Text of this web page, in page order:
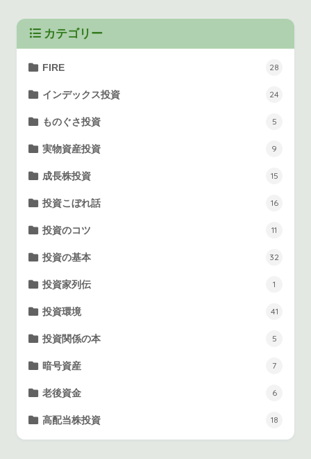
カテゴリー
FIRE 28
インデックス投資 24
ものぐさ投資 5
実物資産投資 9
成長株投資 15
投資こぼれ話 16
投資のコツ 11
投資の基本 32
投資家列伝 1
投資環境 41
投資関係の本 5
暗号資産 7
老後資金 6
高配当株投資 18